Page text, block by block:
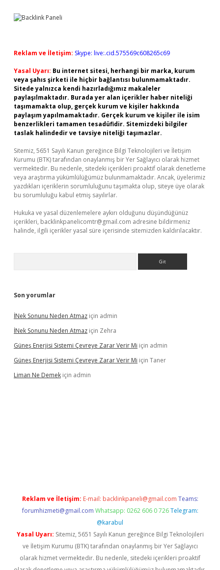
Reklam ve İletişim: Skype: live:.cid.575569c608265c69
Yasal Uyarı: Bu internet sitesi, herhangi bir marka, kurum
veya şahıs şirketi ile hiçbir bağlantısı bulunmamaktadır.
Sitede yalnızca kendi hazırladığımız makaleler
paylaşılmaktadır. Burada yer alan içerikler haber niteliği
taşımamakta olup, gerçek kurum ve kişiler hakkında
paylaşım yapılmamaktadır. Gerçek kurum ve kişiler ile isim
benzerlikleri tamamen tesadüfidir. Sitemizdeki bilgiler
taslak halindedir ve tavsiye niteliği taşımazlar.
Sitemiz, 5651 Sayılı Kanun gereğince Bilgi Teknolojileri ve İletişim
Kurumu (BTK) tarafından onaylanmış bir Yer Sağlayıcı olarak hizmet
vermektedir. Bu nedenle, sitedeki içerikleri proaktif olarak denetleme
veya araştırma yükümlülüğümüz bulunmamaktadır. Ancak, üyelerimiz
yazdıkları içeriklerin sorumluluğunu taşımakta olup, siteye üye olarak
bu sorumluluğu kabul etmiş sayılırlar.
Hukuka ve yasal düzenlemelere aykırı olduğunu düşündüğünüz
içerikleri, backlinkpanelicomtr@gmail.com adresine bildirmeniz
halinde, ilgili içerikler yasal süre içerisinde sitemizden kaldırılacaktır.
Son yorumlar
İNek Sonunu Neden Atmaz için admin
İNek Sonunu Neden Atmaz için Zehra
Güneş Enerjisi Sistemi Çevreye Zarar Verir Mi için admin
Güneş Enerjisi Sistemi Çevreye Zarar Verir Mi için Taner
Liman Ne Demek için admin
Reklam ve İletişim: E-mail: backlinkpaneli@gmail.com Teams:
forumhizmeti@gmail.com Whatsapp: 0262 606 0 726 Telegram:
@karabul
Yasal Uyarı: Sitemiz, 5651 Sayılı Kanun gereğince Bilgi Teknolojileri
ve İletişim Kurumu (BTK) tarafından onaylanmış bir Yer Sağlayıcı
olarak hizmet vermektedir. Bu nedenle, sitedeki içerikleri proaktif